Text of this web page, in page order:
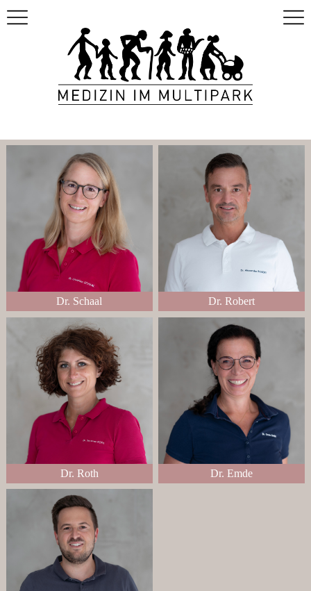
Dr. Schaal Dr. Robert
Dr. Roth Dr. Emde